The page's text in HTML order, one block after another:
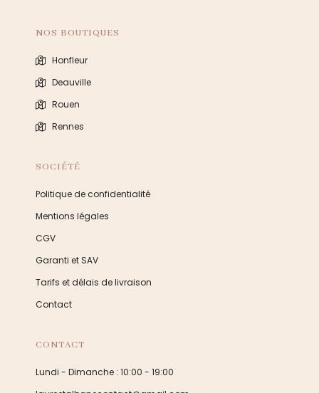
NOS BOUTIQUES
Honfleur
Deauville
Rouen
Rennes
SOCIÉTÉ
Politique de confidentialité
Mentions légales
CGV
Garanti et SAV
Tarifs et délais de livraison
Contact
CONTACT
Lundi - Dimanche : 10:00 - 19:00